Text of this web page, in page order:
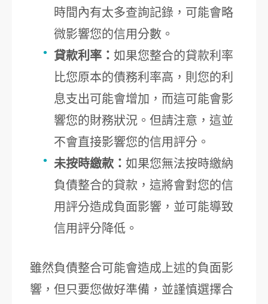
時間內有太多查詢記錄，可能會略
微影響您的信用分數。
貸款利率： 如果您整合的貸款利率
比您原本的債務利率高，則您的利
息支出可能會增加，而這可能會影
響您的財務狀況。但請注意，這並
不會直接影響您的信用評分。
未按時繳款： 如果您無法按時繳納
負債整合的貸款，這將會對您的信
用評分造成負面影響，並可能導致
信用評分降低。
雖然負債整合可能會造成上述的負面影
響，但只要您做好準備，並謹慎選擇合